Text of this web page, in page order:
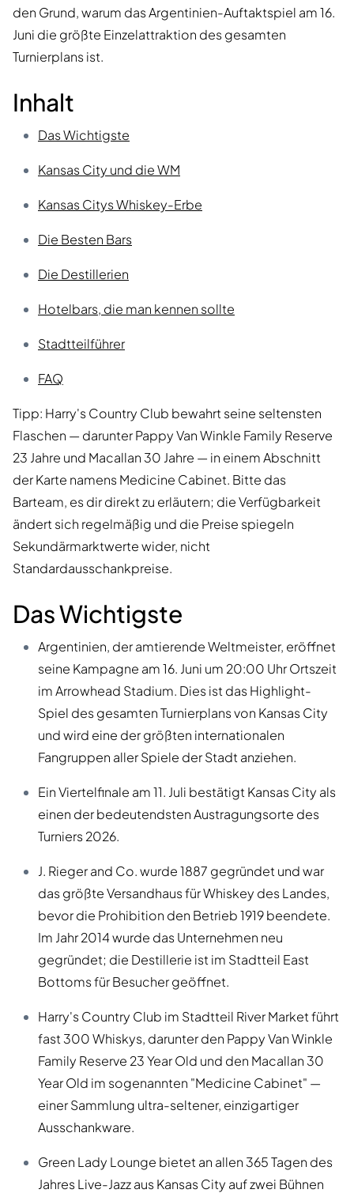
den Grund, warum das Argentinien-Auftaktspiel am 16.
Juni die größte Einzelattraktion des gesamten
Turnierplans ist.
Inhalt
Das Wichtigste
Kansas City und die WM
Kansas Citys Whiskey-Erbe
Die Besten Bars
Die Destillerien
Hotelbars, die man kennen sollte
Stadtteilführer
FAQ
Tipp: Harry's Country Club bewahrt seine seltensten
Flaschen — darunter Pappy Van Winkle Family Reserve
23 Jahre und Macallan 30 Jahre — in einem Abschnitt
der Karte namens Medicine Cabinet. Bitte das
Barteam, es dir direkt zu erläutern; die Verfügbarkeit
ändert sich regelmäßig und die Preise spiegeln
Sekundärmarktwerte wider, nicht
Standardausschankpreise.
Das Wichtigste
Argentinien, der amtierende Weltmeister, eröffnet
seine Kampagne am 16. Juni um 20:00 Uhr Ortszeit
im Arrowhead Stadium. Dies ist das Highlight-
Spiel des gesamten Turnierplans von Kansas City
und wird eine der größten internationalen
Fangruppen aller Spiele der Stadt anziehen.
Ein Viertelfinale am 11. Juli bestätigt Kansas City als
einen der bedeutendsten Austragungsorte des
Turniers 2026.
J. Rieger and Co. wurde 1887 gegründet und war
das größte Versandhaus für Whiskey des Landes,
bevor die Prohibition den Betrieb 1919 beendete.
Im Jahr 2014 wurde das Unternehmen neu
gegründet; die Destillerie ist im Stadtteil East
Bottoms für Besucher geöffnet.
Harry's Country Club im Stadtteil River Market führt
fast 300 Whiskys, darunter den Pappy Van Winkle
Family Reserve 23 Year Old und den Macallan 30
Year Old im sogenannten "Medicine Cabinet" —
einer Sammlung ultra-seltener, einzigartiger
Ausschankware.
Green Lady Lounge bietet an allen 365 Tagen des
Jahres Live-Jazz aus Kansas City auf zwei Bühnen